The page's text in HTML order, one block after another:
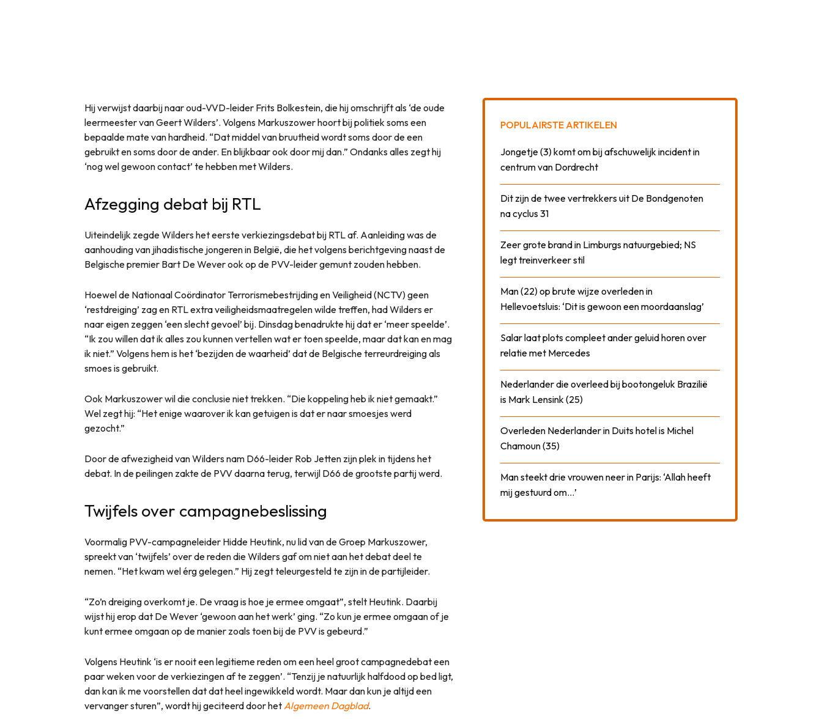
Hij verwijst daarbij naar oud-VVD-leider Frits Bolkestein, die hij omschrijft als ‘de oude
leermeester van Geert Wilders’. Volgens Markuszower hoort bij politiek soms een
bepaalde mate van hardheid. “Dat middel van bruutheid wordt soms door de een
gebruikt en soms door de ander. En blijkbaar ook door mij dan.” Ondanks alles zegt hij
‘nog wel gewoon contact’ te hebben met Wilders.
Afzegging debat bij RTL
Uiteindelijk zegde Wilders het eerste verkiezingsdebat bij RTL af. Aanleiding was de
aanhouding van jihadistische jongeren in België, die het volgens berichtgeving naast de
Belgische premier Bart De Wever ook op de PVV-leider gemunt zouden hebben.
Hoewel de Nationaal Coördinator Terrorismebestrijding en Veiligheid (NCTV) geen
‘restdreiging’ zag en RTL extra veiligheidsmaatregelen wilde treffen, had Wilders er
naar eigen zeggen ‘een slecht gevoel’ bij. Dinsdag benadrukte hij dat er ‘meer speelde’.
“Ik zou willen dat ik alles zou kunnen vertellen wat er toen speelde, maar dat kan en mag
ik niet.” Volgens hem is het ‘bezijden de waarheid’ dat de Belgische terreurdreiging als
smoes is gebruikt.
Ook Markuszower wil die conclusie niet trekken. “Die koppeling heb ik niet gemaakt.”
Wel zegt hij: “Het enige waarover ik kan getuigen is dat er naar smoesjes werd
gezocht.”
Door de afwezigheid van Wilders nam D66-leider Rob Jetten zijn plek in tijdens het
debat. In de peilingen zakte de PVV daarna terug, terwijl D66 de grootste partij werd.
Twijfels over campagnebeslissing
Voormalig PVV-campagneleider Hidde Heutink, nu lid van de Groep Markuszower,
spreekt van ‘twijfels’ over de reden die Wilders gaf om niet aan het debat deel te
nemen. “Het kwam wel érg gelegen.” Hij zegt teleurgesteld te zijn in de partijleider.
“Zo’n dreiging overkomt je. De vraag is hoe je ermee omgaat”, stelt Heutink. Daarbij
wijst hij erop dat De Wever ‘gewoon aan het werk’ ging. “Zo kun je ermee omgaan of je
kunt ermee omgaan op de manier zoals toen bij de PVV is gebeurd.”
Volgens Heutink ‘is er nooit een legitieme reden om een heel groot campagnedebat een
paar weken voor de verkiezingen af te zeggen’. “Tenzij je natuurlijk halfdood op bed ligt,
dan kan ik me voorstellen dat dat heel ingewikkeld wordt. Maar dan kun je altijd een
vervanger sturen”, wordt hij geciteerd door hetAlgemeen Dagblad.
POPULAIRSTE ARTIKELEN
Jongetje (3) komt om bij afschuwelijk incident in
centrum van Dordrecht
Dit zijn de twee vertrekkers uit De Bondgenoten
na cyclus 31
Zeer grote brand in Limburgs natuurgebied; NS
legt treinverkeer stil
Man (22) op brute wijze overleden in
Hellevoetsluis: ‘Dit is gewoon een moordaanslag’
Salar laat plots compleet ander geluid horen over
relatie met Mercedes
Nederlander die overleed bij bootongeluk Brazilië
is Mark Lensink (25)
Overleden Nederlander in Duits hotel is Michel
Chamoun (35)
Man steekt drie vrouwen neer in Parijs: ‘Allah heeft
mij gestuurd om…’